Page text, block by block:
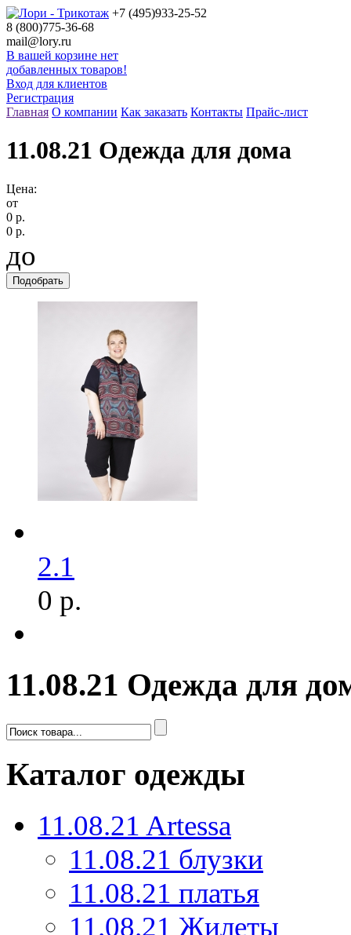
+7 (495)933-25-52
8 (800)775-36-68
mail@lory.ru
В вашей корзине нет
добавленных товаров!
Вход для клиентов
Регистрация
Главная О компании Как заказать Контакты Прайс-лист
11.08.21 Одежда для дома
Цена:
от
0 р.
0 р.
до
2.1
0 р.
11.08.21 Одежда для
Каталог одежды
11.08.21 Artessa
11.08.21 блузки
11.08.21 платья
11.08.21 Жилеты